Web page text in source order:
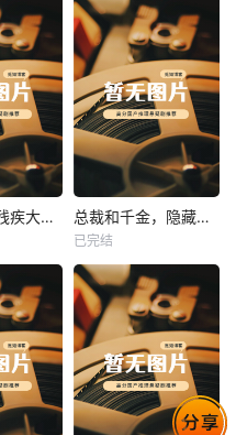
未知
甜蜜婚宠：残疾大佬夜夜撩 热播
未知
总裁和千金，隐藏身份闪婚了
已完结